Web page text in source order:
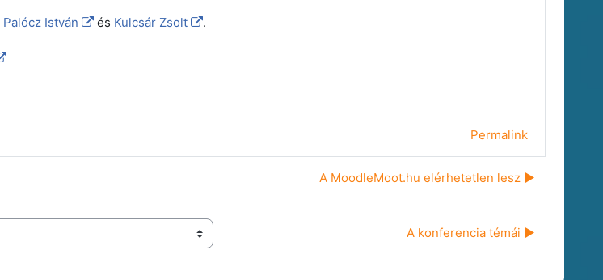
Palócz István és Kulcsár Zsolt .
Permalink
A MoodleMoot.hu elérhetetlen lesz ▶︎
A konferencia témái ▶︎